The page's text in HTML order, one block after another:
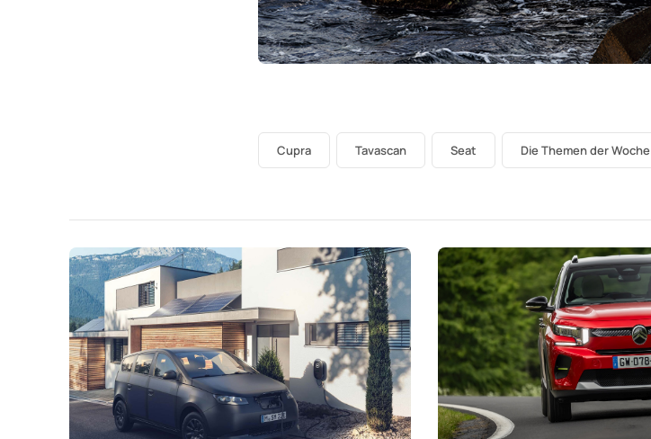
Cupra Tavascan Seat Die Themen der Woche